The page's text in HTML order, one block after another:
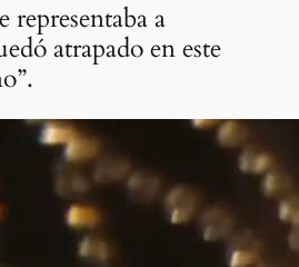
representaba a
atrapado en este